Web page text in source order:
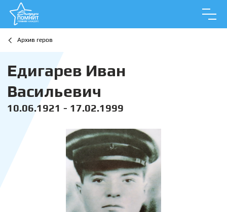
Архив геров
Едигарев Иван
Васильевич
10.06.1921 - 17.02.1999